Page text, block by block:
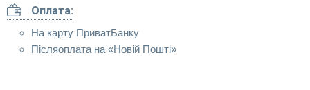
Оплата:
На карту ПриватБанку
Післяоплата на «Новій Пошті»